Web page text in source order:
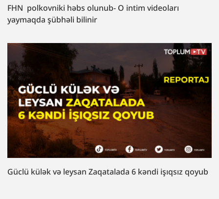
FHN polkovniki həbs olunub- O intim videoları
yaymaqda şübhəli bilinir
Güclü külək və leysan Zaqatalada 6 kəndi işıqsız qoyub